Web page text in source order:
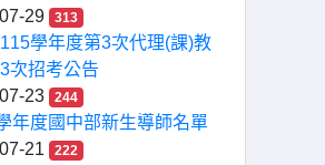
29
313
學年度第3次代理(課)教
次招考公告
23
244
年度國中部新生導師名單
21
222